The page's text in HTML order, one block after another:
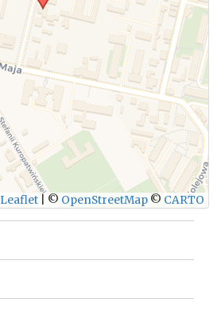
WYŚLIJ
Leaflet © OpenStreetMap © CARTO